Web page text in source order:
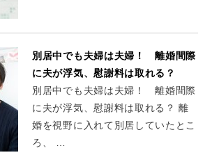
別居中でも夫婦は夫婦！ 離婚間際
に夫が浮気、慰謝料は取れる？
別居中でも夫婦は夫婦！ 離婚間際
に夫が浮気、慰謝料は取れる？ 離
婚を視野に入れて別居していたとこ
ろ、 …